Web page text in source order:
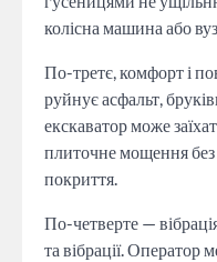
колісна машина або
По-третє, комфорт і
руйнує асфальт,
екскаватор може
плиточне мощення без
покриття.
По-четверте —
та вібрації. Оператор